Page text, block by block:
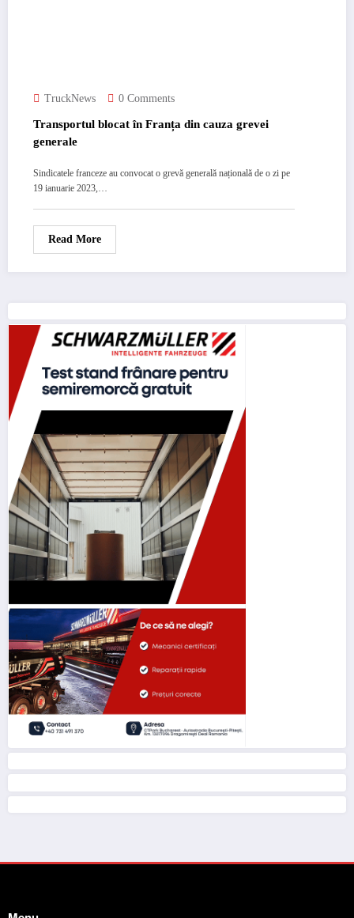
TruckNews 0 Comments
Transportul blocat în Franța din cauza grevei
generale
Sindicatele franceze au convocat o grevă generală națională de o zi pe
19 ianuarie 2023,…
Read More